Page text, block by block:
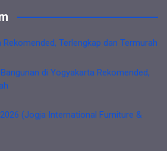
Terlengkap dan Termurah
di Yogyakarta Rekomended,
(Jogja International Furniture &